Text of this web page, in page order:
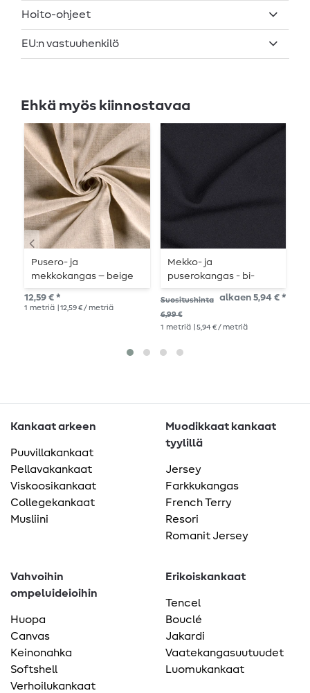
Hoito-ohjeet
EU:n vastuuhenkilö
Ehkä myös kiinnostavaa
Pusero- ja
mekkokangas – beige
12,59 € *
1 metriä | 12,59 € / metriä
Mekko- ja
puserokangas - bi-
stretch yksivärinen
tummansininen
Suositushinta
6,99 €
alkaen 5,94 € *
1 metriä | 5,94 € / metriä
Kankaat arkeen
Puuvillakankaat
Pellavakankaat
Viskoosikankaat
Collegekankaat
Musliini
Muodikkaat kankaat
tyylillä
Jersey
Farkkukangas
French Terry
Resori
Romanit Jersey
Vahvoihin
ompeluideioihin
Huopa
Canvas
Keinonahka
Softshell
Verhoilukankaat
Erikoiskankaat
Tencel
Bouclé
Jakardi
Vaatekangasuutuudet
Luomukankaat